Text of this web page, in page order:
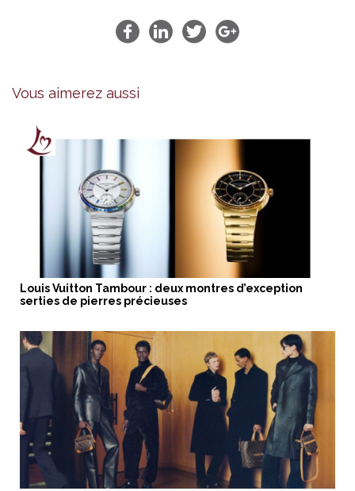
Vous aimerez aussi
Louis Vuitton Tambour : deux montres d’exception
serties de pierres précieuses